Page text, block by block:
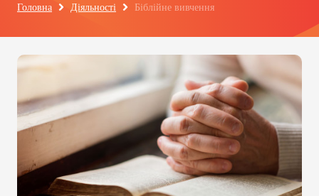
Головна Діяльності Біблійне вивчення